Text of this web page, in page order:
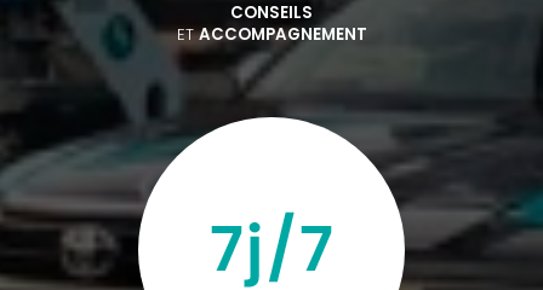
CONSEILS
ETACCOMPAGNEMENT